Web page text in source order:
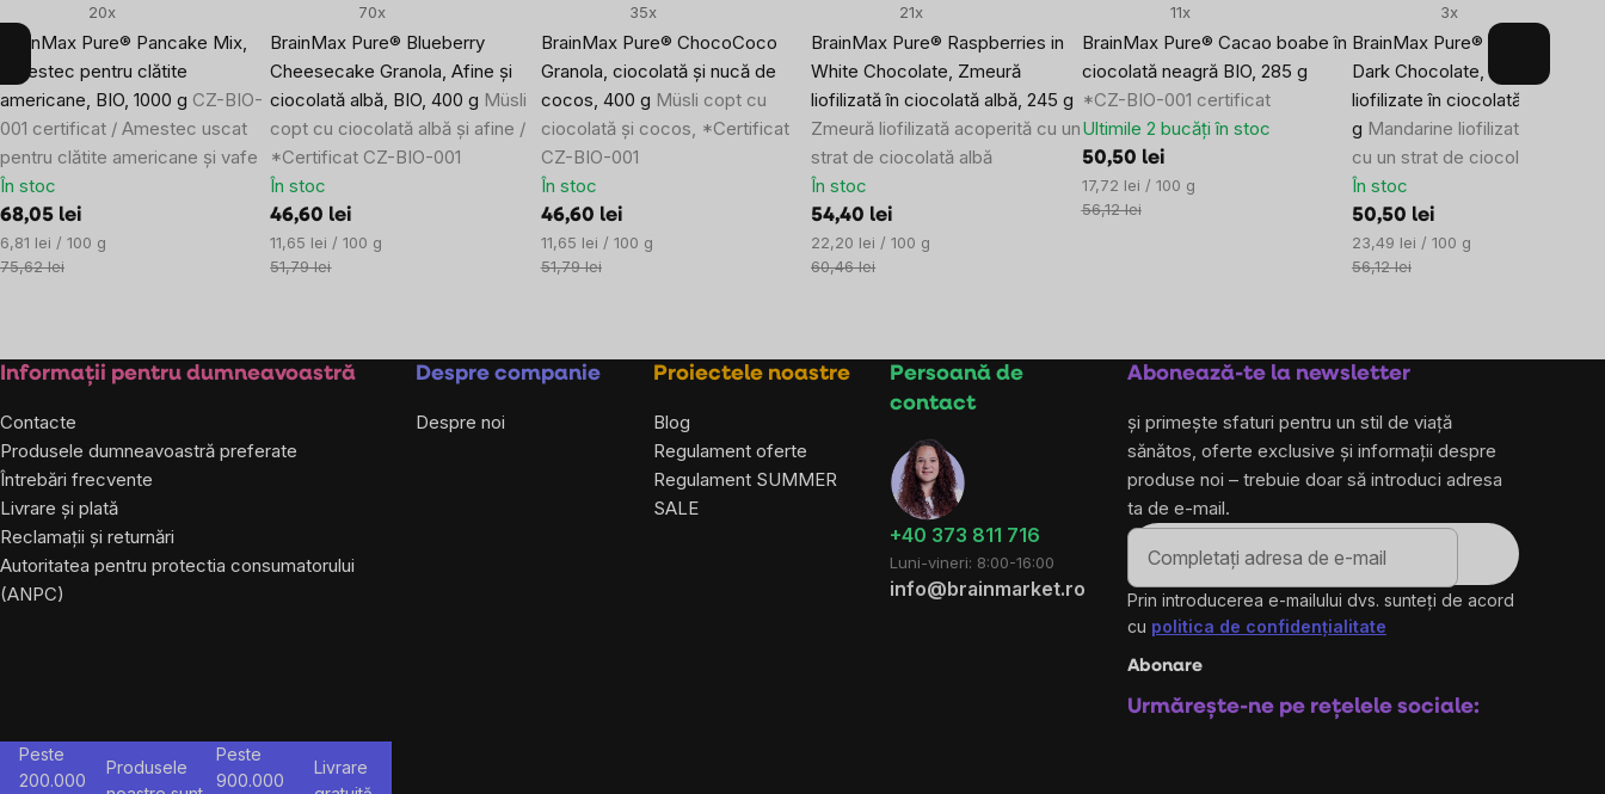
BrainMax Pure® Pancake Mix,
Amestec pentru clătite
americane, BIO, 1000 g CZ-BIO-
001 certificat / Amestec uscat
pentru clătite americane și vafe
20x
În stoc
68,05 lei
Evaluare
preţ:
6,81 lei / 100 g
75,62 lei
BrainMax Pure® Blueberry
Cheesecake Granola, Afine și
ciocolată albă, BIO, 400 g Müsli
copt cu ciocolată albă și afine /
*Certificat CZ-BIO-001
70x
În stoc
46,60 lei
Evaluare
preţ:
11,65 lei / 100 g
51,79 lei
BrainMax Pure® ChocoCoco
Granola, ciocolată și nucă de
cocos, 400 g Müsli copt cu
ciocolată și cocos, *Certificat
CZ-BIO-001
35x
În stoc
46,60 lei
Evaluare
preţ:
11,65 lei / 100 g
51,79 lei
BrainMax Pure® Raspberries in
White Chocolate, Zmeură
liofilizată în ciocolată albă, 245 g
Zmeură liofilizată acoperită cu un
strat de ciocolată albă
21x
În stoc
54,40 lei
Evaluare
preţ:
22,20 lei / 100 g
60,46 lei
BrainMax Pure® Cacao boabe în
ciocolată neagră BIO, 285 g
*CZ-BIO-001 certificat
11x
Ultimile 2 bucăți în stoc
50,50 lei
Evaluare
preţ:
17,72 lei / 100 g
56,12 lei
BrainMax Pure® Mandarin in
Dark Chocolate, Mandarine
liofilizate în ciocolată neagră,
g Mandarine liofilizate
cu un strat de ciocolată neagră
3x
În stoc
50,50 lei
Evaluare
preţ:
23,49 lei / 100 g
56,12 lei
Subsol
Informații pentru dumneavoastră
Contacte
Produsele dumneavoastră preferate
Întrebări frecvente
Livrare și plată
Reclamații și returnări
Autoritatea pentru protectia consumatorului
(ANPC)
Despre companie
Despre noi
Proiectele noastre
Blog
Regulament oferte
Regulament SUMMER
SALE
Persoană de
contact
+40 373 811 716
Luni-vineri: 8:00-16:00
info@brainmarket.ro
Abonează-te la newsletter
și primește sfaturi pentru un stil de viață
sănătos, oferte exclusive și informații despre
produse noi – trebuie doar să introduci adresa
ta de e-mail.
Prin introducerea e-mailului dvs. sunteți de acord
cu politica de confidențialitate
Abonare
Urmărește-ne pe rețelele sociale:
Peste
200.000
Produsele
Peste
900.000
Livrare